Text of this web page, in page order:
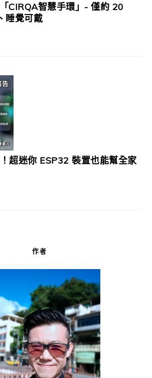
CIRQA智慧手環」- 僅約 20
睡覺可戴
超迷你 ESP32 裝置也能幫全家
作者